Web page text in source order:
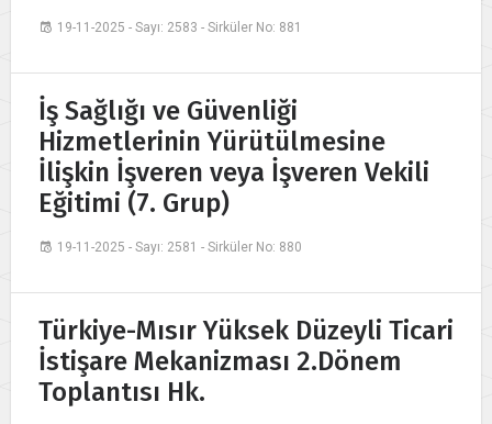
19-11-2025 - Sayı: 2583 - Sirküler No: 881
İş Sağlığı ve Güvenliği
Hizmetlerinin Yürütülmesine
İlişkin İşveren veya İşveren Vekili
Eğitimi (7. Grup)
19-11-2025 - Sayı: 2581 - Sirküler No: 880
Türkiye-Mısır Yüksek Düzeyli Ticari
İstişare Mekanizması 2.Dönem
Toplantısı Hk.